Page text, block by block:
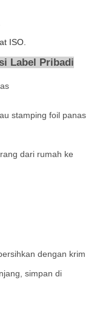
ISO.
Label Pribadi
stamping foil panas
dari rumah ke
dengan krim
simpan di